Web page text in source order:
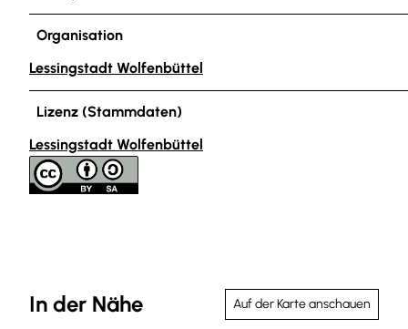
Organisation
Lessingstadt Wolfenbüttel
Lizenz (Stammdaten)
Lessingstadt Wolfenbüttel
In der Nähe Auf der Karte anschauen